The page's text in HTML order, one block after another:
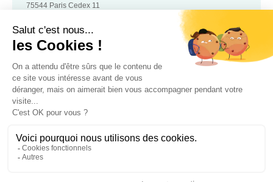
75544 Paris Cedex 11
Contact
Une question, une suggestion ?
N’hésitez pas à nous contacter :
Contacter nous
Association loi 1901 d’intérêt général, à but non lucratif – Déclarée le
05 Octobre 2016 à la Préfecture de